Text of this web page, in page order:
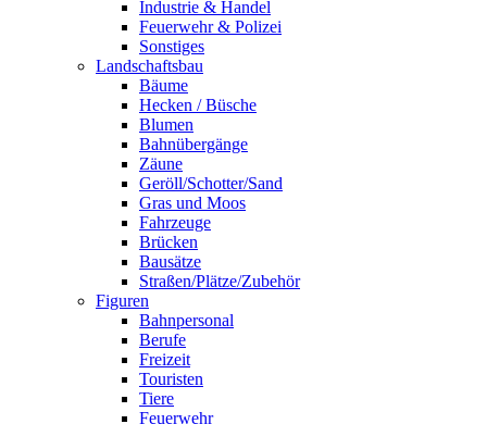
Industrie & Handel
Feuerwehr & Polizei
Sonstiges
Landschaftsbau
Bäume
Hecken / Büsche
Blumen
Bahnübergänge
Zäune
Geröll/Schotter/Sand
Gras und Moos
Fahrzeuge
Brücken
Bausätze
Straßen/Plätze/Zubehör
Figuren
Bahnpersonal
Berufe
Freizeit
Touristen
Tiere
Feuerwehr